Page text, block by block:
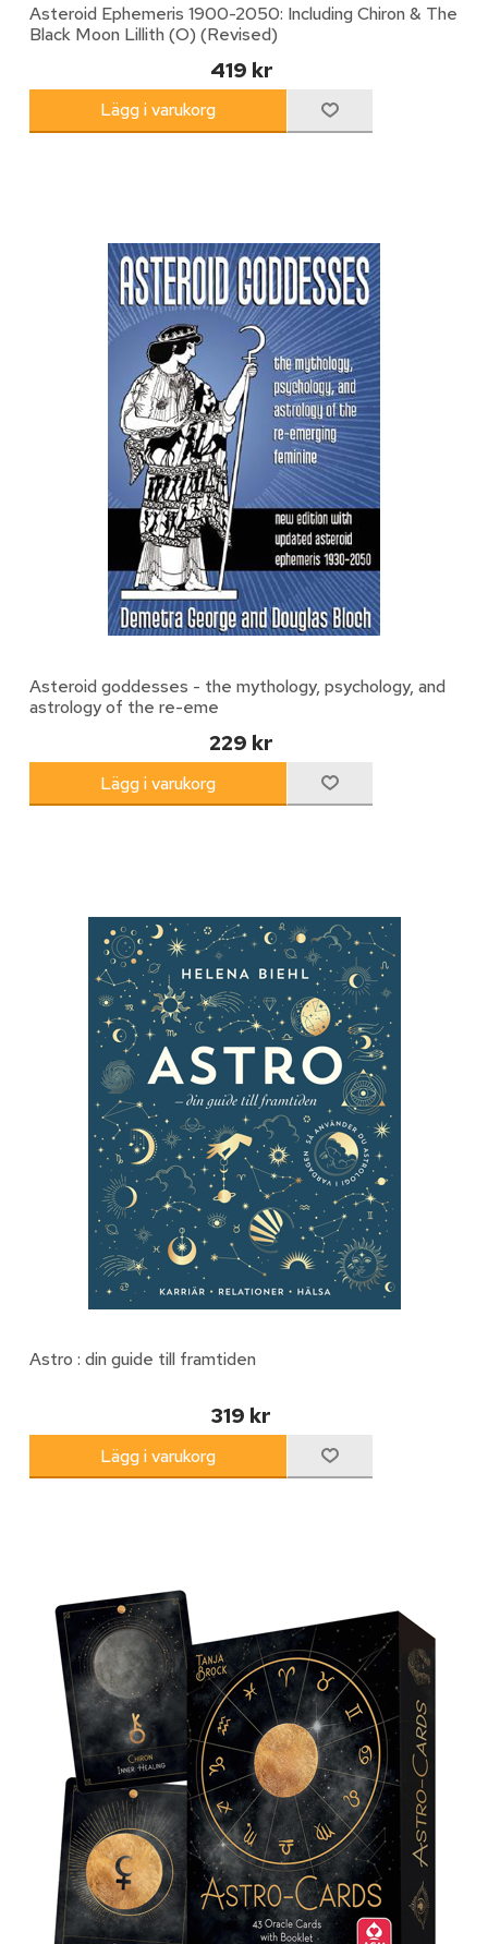
Asteroid Ephemeris 1900-2050: Including Chiron & The
Black Moon Lillith (O) (Revised)
419 kr
Asteroid goddesses - the mythology, psychology, and
astrology of the re-eme
229 kr
Astro : din guide till framtiden
319 kr